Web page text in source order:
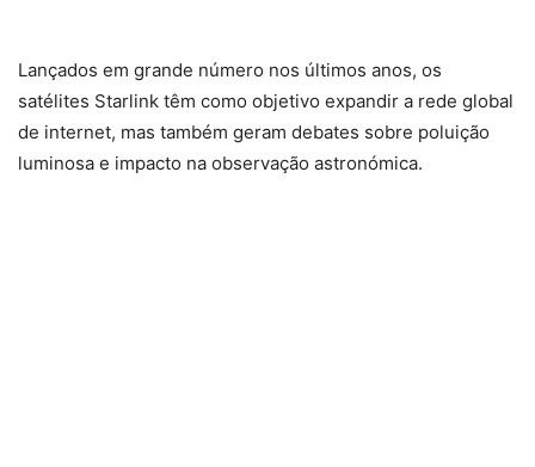
Lançados em grande número nos últimos anos, os
satélites Starlink têm como objetivo expandir a rede global
de internet, mas também geram debates sobre poluição
luminosa e impacto na observação astronómica.